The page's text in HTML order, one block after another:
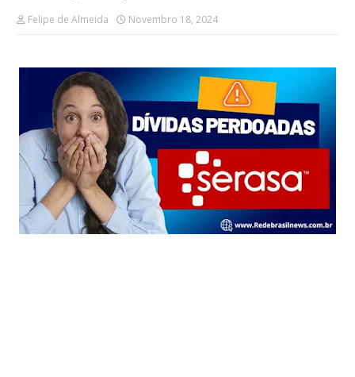
Felipe de Almeida Novembro 18, 2024